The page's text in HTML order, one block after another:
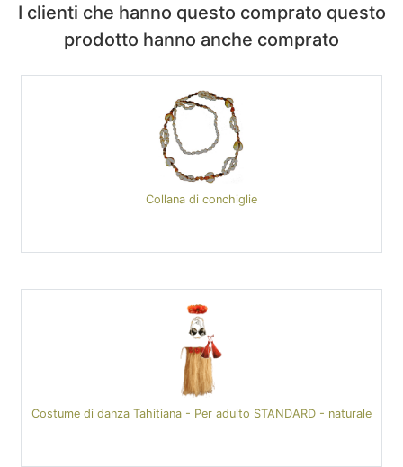
I clienti che hanno questo comprato questo
prodotto hanno anche comprato
Collana di conchiglie
Costume di danza Tahitiana - Per adulto STANDARD - naturale